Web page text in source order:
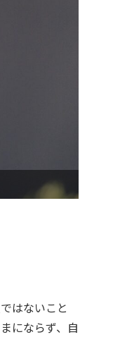
はないこと
にならず、自